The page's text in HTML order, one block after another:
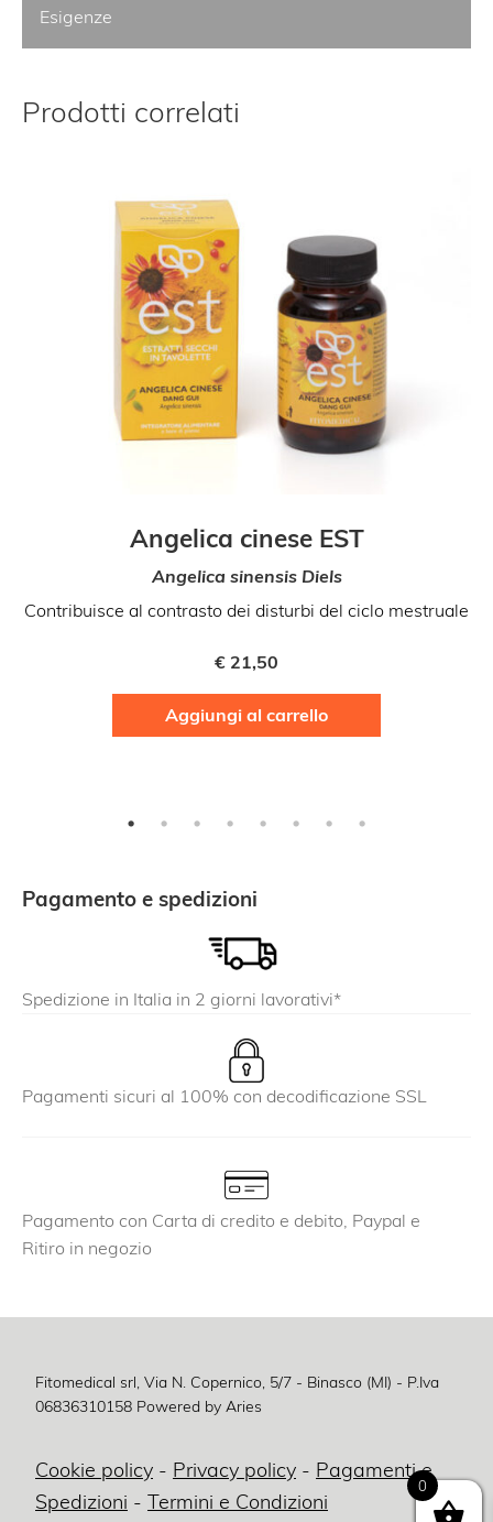
Esigenze
Prodotti correlati
Angelica cinese EST
Angelica sinensis Diels
Contribuisce al contrasto dei disturbi del ciclo mestruale
€ 21,50
Aggiungi al carrello
Pagamento e spedizioni
Spedizione in Italia in 2 giorni lavorativi*
Pagamenti sicuri al 100% con decodificazione SSL
Pagamento con Carta di credito e debito, Paypal e
Ritiro in negozio
Fitomedical srl, Via N. Copernico, 5/7 - Binasco (MI) - P.Iva
06836310158 Powered by Aries
Cookie policy - Privacy policy - Pagamenti e
Spedizioni - Termini e Condizioni
0